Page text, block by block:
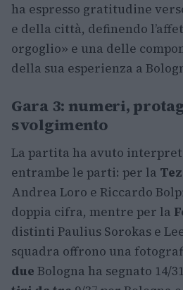
ha espresso gratitudine
e della città, definendo
orgoglio» e una delle
della sua esperienza a
Gara 3: numeri,
svolgimento
La partita ha avuto
entrambe le parti: per la
Andrea Loro e Riccardo
doppia cifra, mentre per la
distinti Paulius Sorokas e
squadra offrono una
due Bologna ha segnato 14/